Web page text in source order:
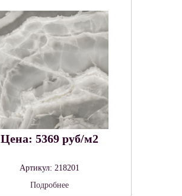
Цена: 5369 руб/м2
Артикул: 218201
Подробнее